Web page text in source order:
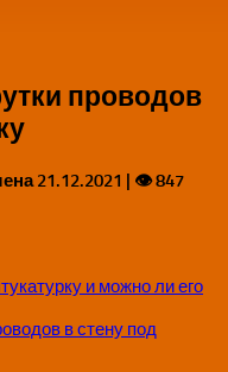
проводов
21.12.2021 | 👁 847
и можно ли его
в стену под